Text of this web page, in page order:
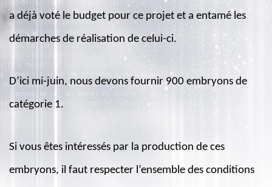
a déjà voté le budget pour ce projet et a entamé les
démarches de réalisation de celui-ci.
D’ici mi-juin, nous devons fournir 900 embryons de
catégorie 1.
Si vous êtes intéressés par la production de ces
embryons, il faut respecter l’ensemble des conditions